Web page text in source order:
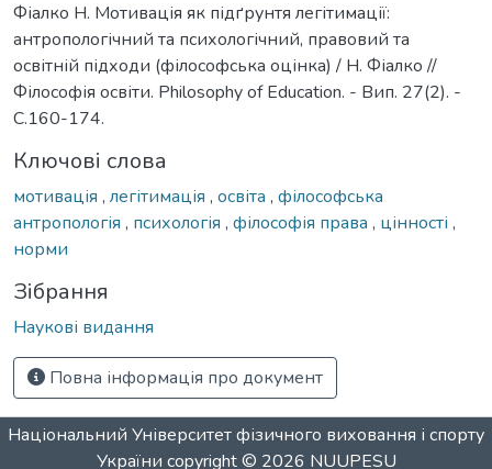
Фіалко Н. Мотивація як підґрунтя легітимації:
антропологічний та психологічний, правовий та
освітній підходи (філософська оцінка) / Н. Фіалко //
Філософія освіти. Philosophy of Education. - Вип. 27(2). -
С.160-174.
Ключові слова
мотивація , легітимація , освіта , філософська
антропологія , психологія , філософія права , цінності ,
норми
Зібрання
Наукові видання
Повна інформація про документ
Національний Університет фізичного виховання і спорту
України copyright © 2026 NUUPESU